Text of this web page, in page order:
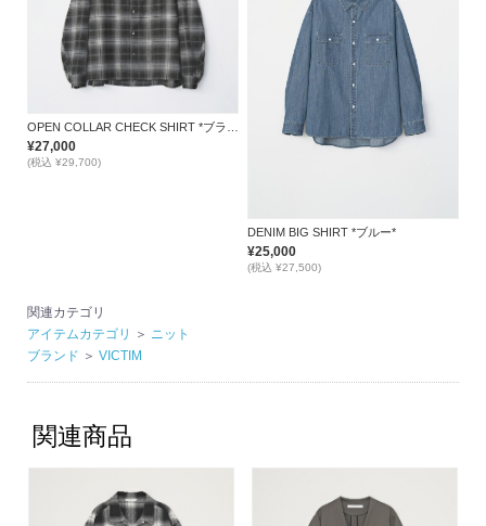
OPEN COLLAR CHECK SHIRT *ブラック*
¥27,000
(税込 ¥29,700)
DENIM BIG SHIRT *ブルー*
¥25,000
(税込 ¥27,500)
関連カテゴリ
アイテムカテゴリ
＞ ニット
ブランド ＞ VICTIM
関連商品